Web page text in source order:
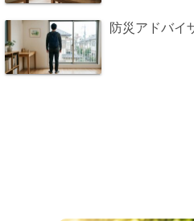
防災アドバイ